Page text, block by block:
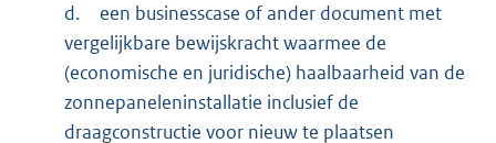
d.
een businesscase of ander document met
vergelijkbare bewijskracht waarmee de
(economische en juridische) haalbaarheid van de
zonnepaneleninstallatie inclusief de
draagconstructie voor nieuw te plaatsen